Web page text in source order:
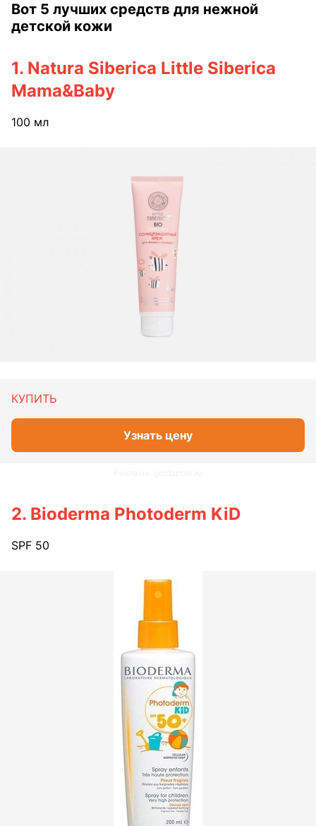
Вот 5 лучших средств для нежной
детской кожи
1. Natura Siberica Little Siberica
Mama&Baby
100 мл
КУПИТЬ
Узнать цену
2. Bioderma Photoderm KiD
SPF 50